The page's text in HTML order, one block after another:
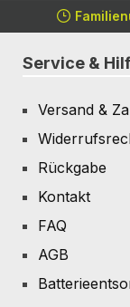
Service &
Versand &
Rückgabe
Kontakt
FAQ
AGB